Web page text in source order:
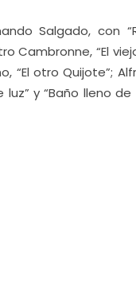
Salgado, con
Cambronne, “El
“El otro Quijote”;
y “Baño lleno